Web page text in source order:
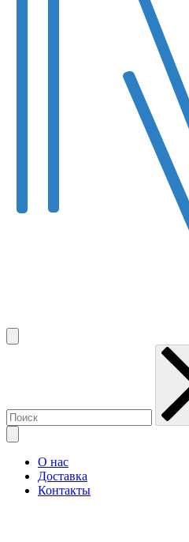
О нас
Доставка
Контакты